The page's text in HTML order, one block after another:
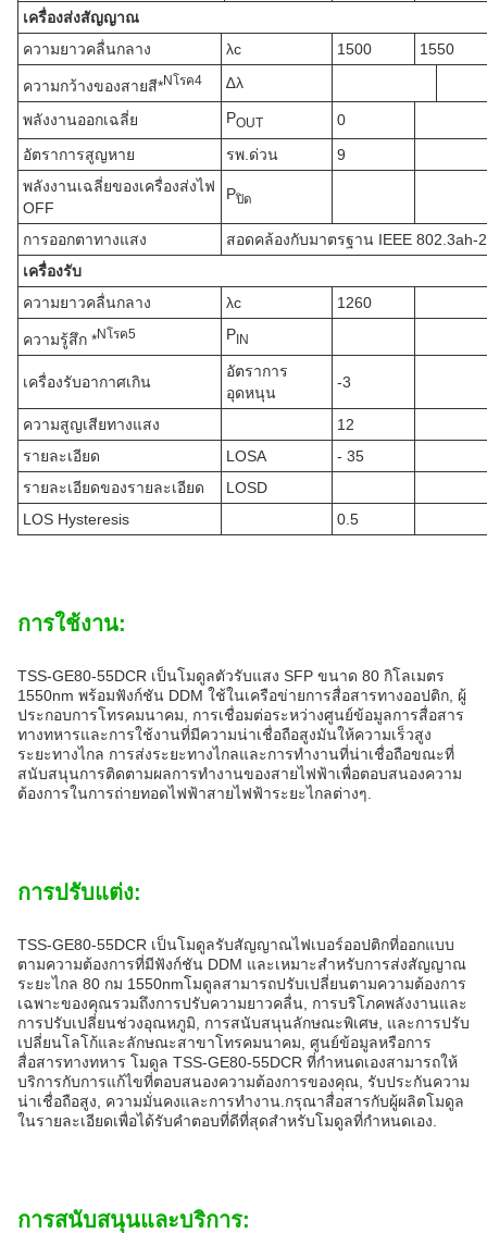
เครื่องส่งสัญญาณ
ความยาวคลื่นกลาง
λc 1500 1550
ความกว้างของสายสี*Nโรค4 ∆λ
พลังงานออกเฉลี่ย POUT
0
อัตราการสูญหาย
รพ.ด่วน
9
พลังงานเฉลี่ยของเครื่องส่งไฟ
OFF
Pปิด
การออกตาทางแสง
สอดคล้องกับมาตรฐาน IEEE 802.3ah-
เครื่องรับ
ความยาวคลื่นกลาง
λc 1260
ความรู้สึก *Nโรค5 PIN
เครื่องรับอากาศเกิน
อัตราการ
อุดหนุน
-3
ความสูญเสียทางแสง
12
รายละเอียด
LOSA
- 35
รายละเอียดของรายละเอียด
LOSD
LOS Hysteresis
0.5
การใช้งาน:
TSS-GE80-55DCR เป็นโมดูลตัวรับแสง SFP ขนาด 80 กิโลเมตร
1550nm พร้อมฟังก์ชัน DDM ใช้ในเครือข่ายการสื่อสารทางออปติก, ผู้
ประกอบการโทรคมนาคม, การเชื่อมต่อระหว่างศูนย์ข้อมูลการสื่อสาร
ทางทหารและการใช้งานที่มีความน่าเชื่อถือสูงมันให้ความเร็วสูง
ระยะทางไกล การส่งระยะทางไกลและการทํางานที่น่าเชื่อถือขณะที่
สนับสนุนการติดตามผลการทํางานของสายไฟฟ้าเพื่อตอบสนองความ
ต้องการในการถ่ายทอดไฟฟ้าสายไฟฟ้าระยะไกลต่างๆ.
การปรับแต่ง:
TSS-GE80-55DCR เป็นโมดูลรับสัญญาณไฟเบอร์ออปติกที่ออกแบบ
ตามความต้องการที่มีฟังก์ชัน DDM และเหมาะสําหรับการส่งสัญญาณ
ระยะไกล 80 กม 1550nmโมดูลสามารถปรับเปลี่ยนตามความต้องการ
เฉพาะของคุณรวมถึงการปรับความยาวคลื่น, การบริโภคพลังงานและ
การปรับเปลี่ยนช่วงอุณหภูมิ, การสนับสนุนลักษณะพิเศษ, และการปรับ
เปลี่ยนโลโก้และลักษณะสาขาโทรคมนาคม, ศูนย์ข้อมูลหรือการ
สื่อสารทางทหาร โมดูล TSS-GE80-55DCR ที่กําหนดเองสามารถให้
บริการกับการแก้ไขที่ตอบสนองความต้องการของคุณ, รับประกันความ
น่าเชื่อถือสูง, ความมั่นคงและการทํางาน.กรุณาสื่อสารกับผู้ผลิตโมดูล
ในรายละเอียดเพื่อได้รับคําตอบที่ดีที่สุดสําหรับโมดูลที่กําหนดเอง.
การสนับสนุนและบริการ: